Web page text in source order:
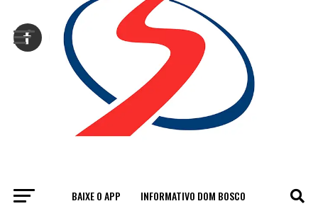
BAIXE O APP INFORMATIVO DOM BOSCO
BRASIL